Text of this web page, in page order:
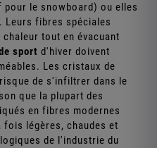
le snowboard) ou elles
Leurs fibres spéciales
tout en évacuant
sport d'hiver doivent
Les cristaux de
de s'infiltrer dans le
que la plupart des
en fibres modernes
légères, chaudes et
de l'industrie du